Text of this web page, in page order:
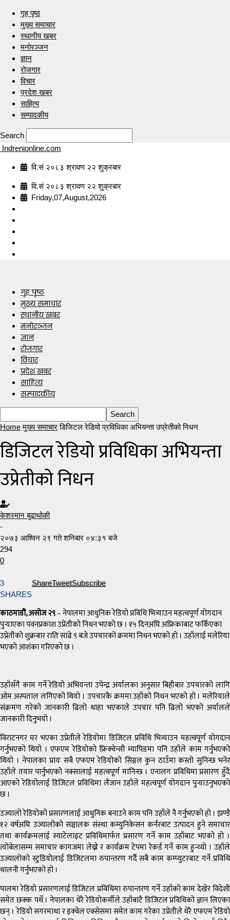
गृह पृष्ठ
मुख्य समाचार
स्थानीय खबर
मनोरञ्जन
ज्ञान
रोजगार
विचार
प्रदेश खबर
साहित्य
सम्पादकीय
Search
Indrenionline.com
वि.सं २०८३ श्रावण २२ शुक्रबार
वि.सं २०८३ श्रावण २२ शुक्रबार
Friday,07,August,2026
गृह पृष्ठ
मुख्य समाचार
स्थानीय खबर
मनोरञ्जन
ज्ञान
रोजगार
विचार
प्रदेश खबर
साहित्य
सम्पादकीय
Home मुख्य समाचार डिजिटल रेडियो प्रविधिका अभियन्ता उप्रेतीको निधन
डिजिटल रेडियो प्रविधिका अभियन्ता
उप्रेतीको निधन
केशरमान बुढाथोकी
-
२०७३ आश्विन २९ गते शनिबार ०४:३१ बजे
294
0
3
SHARES
ShareTweetSubscribe
काठमाडौं, असोज २९– नेपालमा आधुनिक रेडियो प्रविधि भित्र्याउन महत्वपूर्ण योगदान
पुर्‍याएका पवनप्रकाश उप्रेतीको निधन भएको छ । १५ दिनअघि अफ्रिकाबाट फर्किएका
उप्रेतीको शुक्रबार राति साढे ९ बजे उपचारको क्रममा निधन भएको हो । उहाँलाई मलेरिया
भएको आशंका गरिएको छ ।
उहाँसँगै काम गर्ने रेडियो अभियन्ता उपेन्द्र अर्यालका अनुसार बिहीबार उपचारको लागि
ओम अस्पताल लगिएको थियो । उपचारकै क्रममा उहाँको निधन भएको हो । मलेरियाले
संक्रमण गरेको जानकारी ढिलो थाहा भएकाले उपचार पनि ढिलो भएको अर्यालले
जानकारी दिनुभयो ।
विराटनगर घर भएका उप्रेतीले रेडियोमा डिजिटल प्रविधि भित्र्याउन महत्वपूर्ण योगदान
गर्नुभएको थियो । एफएम रेडियोको फ्रिक्वेन्सी म्यापिङमा पनि उहाँले काम गर्नुभएको
थियो । नेपालका प्रायः सबै एफएम रेडियोको सिग्नल कुन ठाउँमा कस्तो सुनिन्छ भनेर
उहाँले तयार पार्नुभएको नक्सालाई महत्वपूर्ण मानिन्छ । एनालग प्रविधिमा प्रसारण हुँदै
आएको रेडियोलाई डिजिटल प्रविधिमा लैजान उहाँले महत्वपूर्ण योगदान पुर्‍याउनुभएको
छ ।
उज्यालो रेडियोको प्रसारणलाई आधुनिक बनाउने काम पनि उहाँले नै गर्नुभएको हो । झण्डै
१२ वर्षअघि उज्यालोको सञ्चालक संस्था कम्युनिकेसन कर्नरबाट उत्पादन हुने समाचार
तथा कार्यक्रमलाई स्याटेलाइट प्रविधिमार्फत प्रसारण गर्ने काम उहाँबाट भएको हो ।
त्योबेलासम्म समाचार कागजमा लेख्ने र कार्यक्रम टेपमा रेकर्ड गर्ने काम हुन्थ्यो । उहाँले
उज्यालोको स्टुडियोलाई डिजिटलमा रुपान्तरण गर्दै सबै काम कम्प्युटरबाट गर्ने प्रविधि
थालनी गर्नुभएको हो ।
पालमा रेडियो प्रसारणलाई डिजिटल प्रविधिमा रुपान्तरण गर्ने उहाँको काम देखेर विदेशी
समेत छक्क पर्थे । नेपालका धेरै रेडियोकर्मीले उहाँबाटै डिजिटल प्रविधिको ज्ञान लिएका
छन् । रेडियो सगरमाथा र इक्वेल एक्सेसमा समेत काम गरेका उप्रेतीले धेरै एफएम रेडियो